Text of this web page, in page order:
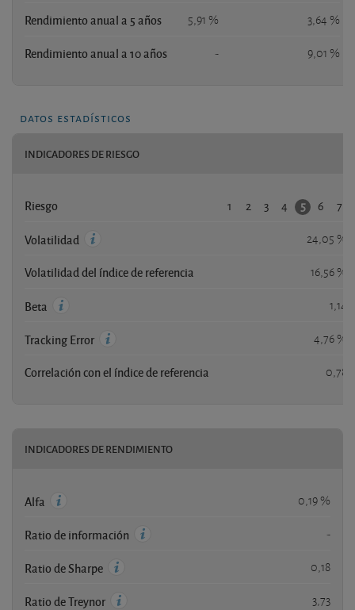
Rendimiento anual a 5 años 5,91 % 3,64 %
Rendimiento anual a 10 años - 9,01 %
datos estadísticos
INDICADORES DE RIESGO
Riesgo 1 2 3 4 5 6 7
Volatilidad 24,05 %
Volatilidad del índice de referencia 16,56 %
Beta 1,14
Tracking Error 4,76 %
Correlación con el índice de referencia 0,78
INDICADORES DE RENDIMIENTO
Alfa 0,19 %
Ratio de información -
Ratio de Sharpe 0,18
Ratio de Treynor 3,73